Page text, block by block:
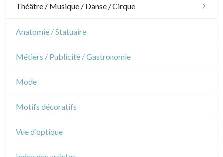
Militaire
Théâtre / Musique / Danse / Cirque
Théâtre
Anatomie / Statuaire
Métiers / Publicité / Gastronomie
Mode
Motifs décoratifs
Vue d'optique